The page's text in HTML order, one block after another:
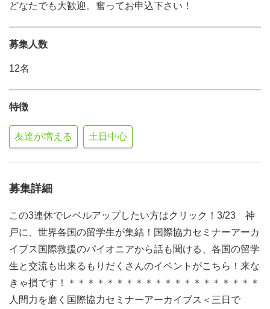
どなたでも大歓迎。奮ってお申込下さい！
募集人数
12名
特徴
友達が増える 土日中心
募集詳細
この3連休でレベルアップしたい方はクリック！3/23 神
戸に、世界各国の留学生が集結！国際協力セミナーアーカ
イブス国際救援のパイオニアから話も聞ける、各国の留学
生と交流も出来るもりだくさんのイベントがこちら！来な
きゃ損です！＊＊＊＊＊＊＊＊＊＊＊＊＊＊＊＊＊＊＊＊
人間力を磨く国際協力セミナーアーカイブス＜三日で